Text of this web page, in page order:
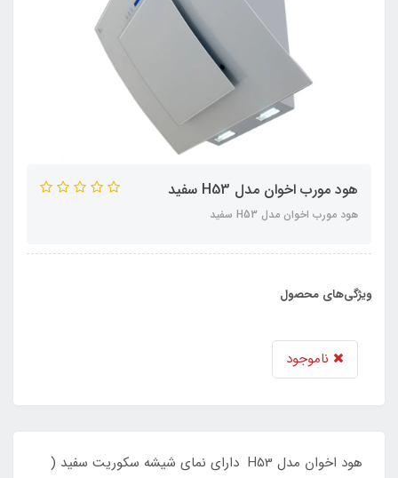
هود مورب اخوان مدل H53 سفید
هود مورب اخوان مدل H53 سفید
ویژگی‌های محصول
ناموجود
هود اخوان مدل H53 دارای نمای شیشه سکوریت سفید (